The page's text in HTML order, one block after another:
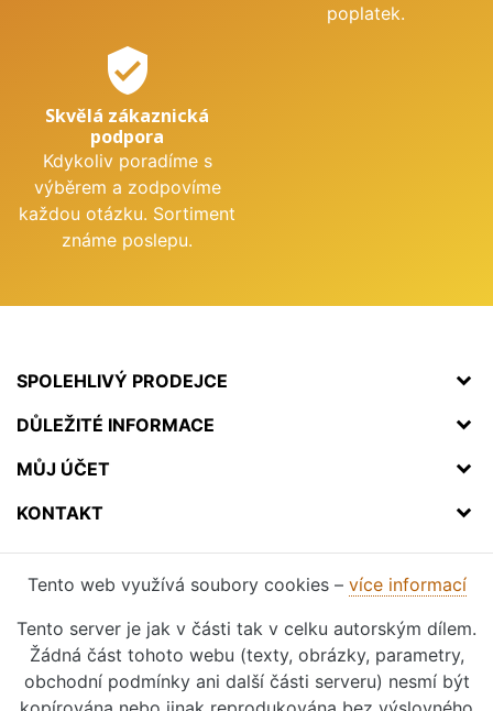
poplatek.
verified_user
Skvělá zákaznická
podpora
Kdykoliv poradíme s
výběrem a zodpovíme
každou otázku. Sortiment
známe poslepu.
SPOLEHLIVÝ PRODEJCE
DŮLEŽITÉ INFORMACE
MŮJ ÚČET
KONTAKT
Tento web využívá soubory cookies – více informací
Tento server je jak v části tak v celku autorským dílem.
Žádná část tohoto webu (texty, obrázky, parametry,
obchodní podmínky ani další části serveru) nesmí být